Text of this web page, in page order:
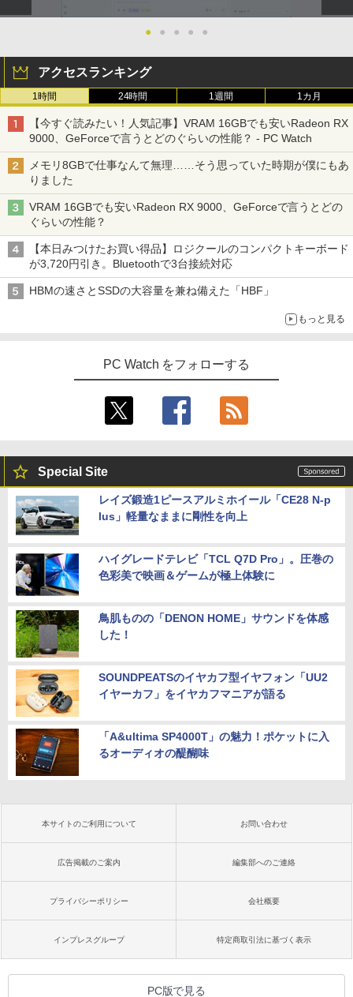
ONE PIECE モノクロ版 115 (ジャンプコミッ
クスDIGITAL)
￥594
HUNTER×HUNTER モノクロ版 39 (ジャンプ
コミックスDIGITAL)
￥572
スーパーの裏でヤニ吸うふたり 9巻 (デジタル
￥810
【マラソンP5倍/10%オフクーポン】中古
付き Panasonic Let's note CF-NX3 第4
世代 Core i5 メモリ8GB 高速SSD256GB
12.1インチ Bluetoot WEBカメラ Wi-Fi
HDMI 初期設定済み 送料無料 90日保証
￥9,800
0 | Windows11 | ノートPC | 一年保証 |
第7世代 | Core i5 7200U 2.5(～最大3.1)
ルチ | 無線LAN:あり | テンキー | Win11P
ro64Bit | ACアダプター付属
￥9,980
着脱式キーボード（intel 第九世代Celero
n N4000/4GB/64GB eMMC/HD IPS液晶
（最大128GB）/Windows 11 Pro／Dolb
y Audio）【整備済み中古品】
5
【期間限定破格金額！】新生活 新古品 W
in11搭載 パソコンノートパソコンoffice
メモリ4GB～ 高速SSD1TB 最大 フルHD
Webカメラ zoom 軽量薄型 無線 型番更
新で在庫処分
￥12,980
2
【超特価】厳選大手メーカー 液晶モニタ
ー シークレット 19インチワイド ノング
イ【中古】
￥3,100
モバイルモニター 15.6インチ InnoView
モバイルディスプレイ 自立型 1920*1080
FHD ポータブルモニター IPS液晶パネル
h/PS3/PS4/PS5/Xbox One/PC/スマホ/U
SBType-C/標準HDMI対応【選べる種
￥8,980
アースドリームス 厳選おまかせモニター
21.5型〜27型ワイド 【HDMI対応 / FULL
witch PS4 PS5対応 【整備済み中古品】
￥6,470
モニター 15.6インチ 1080PフルHD ディ
スプレイ VESA対応 コスパ デュアルモニ
ター サブモニター ゲーミングモニター
ポータブルモニター 外付けモニター リモ
ートワーク IPS mini pc ミニPC 多デバ
￥9,480
￥4,345
3
杖と剣のウィストリア（16） （講談社コ
￥594
4
ちいかわ なんか小さくてかわいいやつ
￥1,210
バムとケロのデイブック Bam and Ker
￥4,950
● ● ● ● ●
アクセスランキング
1時間 24時間 1週間 1カ月
【今すぐ読みたい！人気記事】VRAM 16GBでも安いRadeon RX
9000、GeForceで言うとどのぐらいの性能？ - PC Watch
メモリ8GBで仕事なんて無理……そう思っていた時期が僕にもあ
りました
VRAM 16GBでも安いRadeon RX 9000、GeForceで言うとどの
ぐらいの性能？
【本日みつけたお買い得品】ロジクールのコンパクトキーボード
が3,720円引き。Bluetoothで3台接続対応
HBMの速さとSSDの大容量を兼ね備えた「HBF」
もっと見る
PC Watch をフォローする
Special Site
レイズ鍛造1ピースアルミホイール「CE28 N-p
lus」軽量なままに剛性を向上
ハイグレードテレビ「TCL Q7D Pro」。圧巻の
色彩美で映画＆ゲームが極上体験に
鳥肌ものの「DENON HOME」サウンドを体感
した！
SOUNDPEATSのイヤカフ型イヤフォン「UU2
イヤーカフ」をイヤカフマニアが語る
「A&ultima SP4000T」の魅力！ポケットに入
るオーディオの醍醐味
本サイトのご利用について お問い合わせ
広告掲載のご案内 編集部へのご連絡
プライバシーポリシー 会社概要
インプレスグループ 特定商取引法に基づく表示
PC版で見る